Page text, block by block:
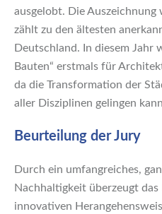
ausgelobt. Die
zählt zu den ältesten
Deutschland. In diesem Jahr
Bauten“ erstmals für
da die Transformation der
aller Disziplinen gelingen
Beurteilung der Jury
Durch ein umfangreiches,
Nachhaltigkeit überzeugt
innovativen